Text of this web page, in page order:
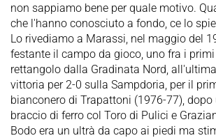
non sappiamo bene per quale motivo.
che l'hanno conosciuto a fondo, ce lo
Lo rivediamo a Marassi, nel maggio del
festante il campo da gioco, uno fra i
rettangolo dalla Gradinata Nord,
vittoria per 2-0 sulla Sampdoria, per il
bianconero di Trapattoni (1976-77),
braccio di ferro col Toro di Pulici e
Bodo era un ultrà da capo ai piedi ma